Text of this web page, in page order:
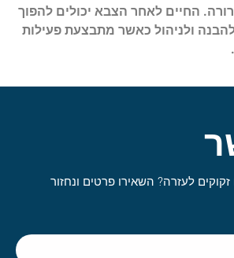
החיים לאחר הצבא יכולים להפוך
ולניהול כאשר מתבצעת פעילות
לעזרה? השאירו פרטים ונחזור